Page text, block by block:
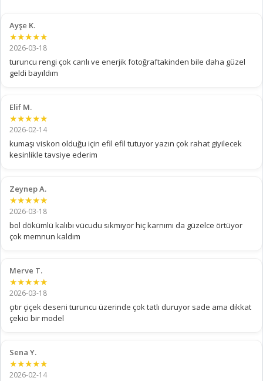
Ayşe K.
★★★★★
2026-03-18
turuncu rengi çok canlı ve enerjik fotoğraftakinden bile daha güzel
geldi bayıldım
Elif M.
★★★★★
2026-02-14
kumaşı viskon olduğu için efil efil tutuyor yazın çok rahat giyilecek
kesinlikle tavsiye ederim
Zeynep A.
★★★★★
2026-03-18
bol dökümlü kalıbı vücudu sıkmıyor hiç karnımı da güzelce örtüyor
çok memnun kaldım
Merve T.
★★★★★
2026-03-18
çıtır çiçek deseni turuncu üzerinde çok tatlı duruyor sade ama dikkat
çekici bir model
Sena Y.
★★★★★
2026-02-14